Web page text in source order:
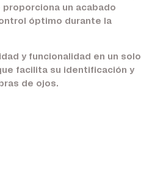
un acabado
óptimo durante la
y funcionalidad en un solo
facilita su identificación y
de ojos.